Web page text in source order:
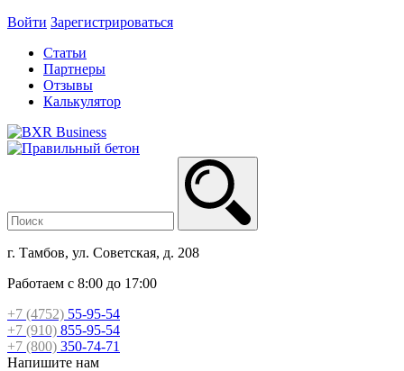
Войти Зарегистрироваться
Статьи
Партнеры
Отзывы
Калькулятор
г. Тамбов, ул. Советская, д. 208
Работаем с 8:00 до 17:00
+7 (4752) 55-95-54
+7 (910) 855-95-54
+7 (800) 350-74-71
Напишите нам